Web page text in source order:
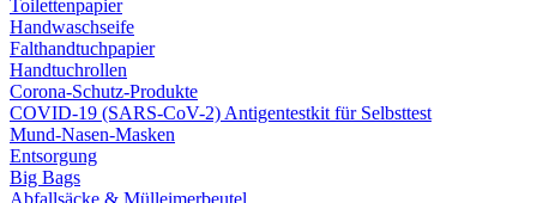
Toilettenpapier
Handwaschseife
Falthandtuchpapier
Handtuchrollen
Corona-Schutz-Produkte
COVID-19 (SARS-CoV-2) Antigentestkit für Selbsttest
Mund-Nasen-Masken
Entsorgung
Big Bags
Abfallsäcke & Mülleimerbeutel